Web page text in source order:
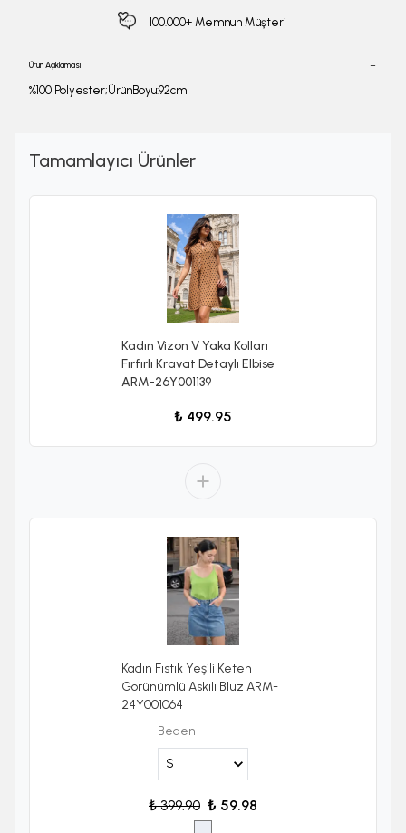
100.000+ Memnun Müşteri
Ürün Açıklaması
%100 Polyester;ÜrünBoyu:92cm
Tamamlayıcı Ürünler
Kadın Vizon V Yaka Kolları
Fırfırlı Kravat Detaylı Elbise
ARM-26Y001139
₺ 499.95
Kadın Fıstık Yeşili Keten
Görünümlü Askılı Bluz ARM-
24Y001064
Beden
₺ 399.90 ₺ 59.98